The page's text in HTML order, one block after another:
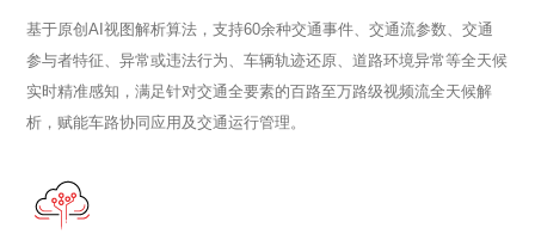
基于原创AI视图解析算法，支持60余种交通事件、交通流参数、交通
参与者特征、异常或违法行为、车辆轨迹还原、道路环境异常等全天候
实时精准感知，满足针对交通全要素的百路至万路级视频流全天候解
析，赋能车路协同应用及交通运行管理。